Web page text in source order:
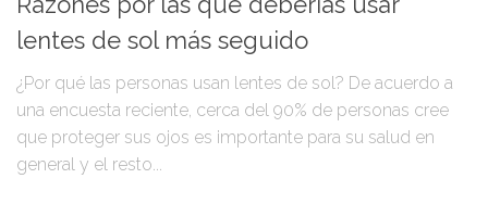
lentes de sol más seguido
¿Por qué las personas usan lentes de sol? De acuerdo a
una encuesta reciente, cerca del 90% de personas cree
que proteger sus ojos es importante para su salud en
general y el resto...